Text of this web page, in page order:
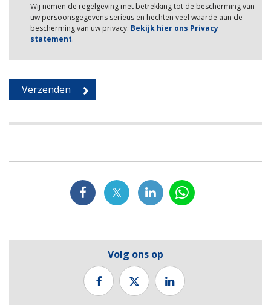
Wij nemen de regelgeving met betrekking tot de bescherming van
uw persoonsgegevens serieus en hechten veel waarde aan de
bescherming van uw privacy. Bekijk hier ons Privacy
statement.
Volg ons op